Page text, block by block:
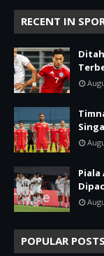
RECENT IN
Piala
POPULAR POSTS